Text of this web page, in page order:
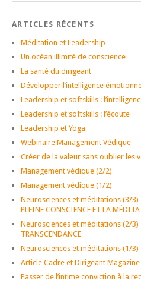
ARTICLES RÉCENTS
Méditation et Leadership
Un océan illimité de conscience
La santé du dirigeant
Développer l’intelligence
Leadership et softskills :
Leadership et softskills : l’écoute
Leadership et Yoga
Webinaire Management Védique
Créer de la valeur sans oublier les
Management védique (2/2)
Management védique (1/2)
Neurosciences et méditations (3/3)
PLEINE CONSCIENCE ET LA
Neurosciences et méditations (2/3)
TRANSCENDANCE
Neurosciences et méditations (1/3)
Article Cadre et Dirigeant Magazine
Passer de l’intime conviction à la